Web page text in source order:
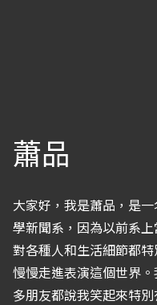
蕭品
大家好，我是蕭品，是
學新聞系，因為以前系
對各種人和生活細節都
慢慢走進表演這個世界
多朋友都說我笑起來特別